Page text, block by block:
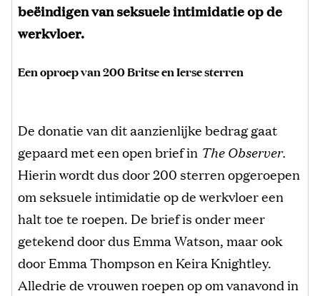
beëindigen van seksuele intimidatie op de
werkvloer.
Een oproep van 200 Britse en Ierse sterren
De donatie van dit aanzienlijke bedrag gaat
gepaard met een open brief in The Observer.
Hierin wordt dus door 200 sterren opgeroepen
om seksuele intimidatie op de werkvloer een
halt toe te roepen. De brief is onder meer
getekend door dus Emma Watson, maar ook
door Emma Thompson en Keira Knightley.
Alledrie de vrouwen roepen op om vanavond in